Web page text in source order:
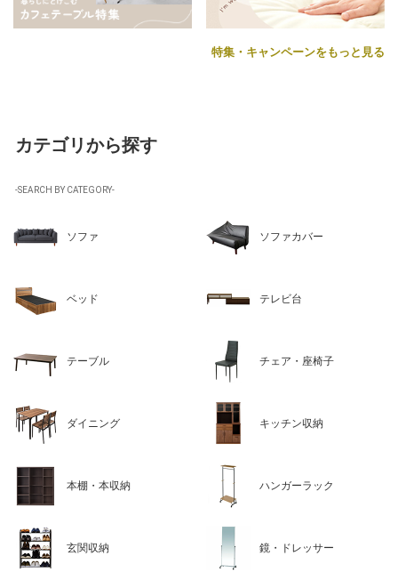
特集・キャンペーンをもっと見る
カテゴリから探す
-SEARCH BY CATEGORY-
ソファ ソファカバー
ベッド テレビ台
テーブル チェア・座椅子
ダイニング キッチン収納
本棚・本収納 ハンガーラック
玄関収納 鏡・ドレッサー